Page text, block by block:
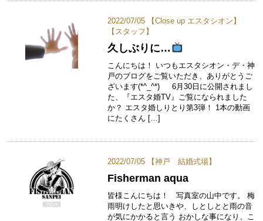
2022/07/05 【Close up エスタシオン 】
【 スタッフ 】
久しぶりに…
こんにちは！ いつもエスタシオン・デ・神
戸のブログをご覧いただき、ありがとうご
ざいます(*^_^*) 6月30日に公開されまし
た、『エスタ婚TV』ご覧になられました
か？ エスタ婚しりとり第3弾！ 1本の動画
にたくさん […]
2022/07/05 【神戸 結婚式場】
Fisherman aqua
皆様こんにちは！ 写真室の山中です。 梅
雨明けしたと思いきや、しとしとと雨の音
が気にかかると言う おかしな事になり、こ